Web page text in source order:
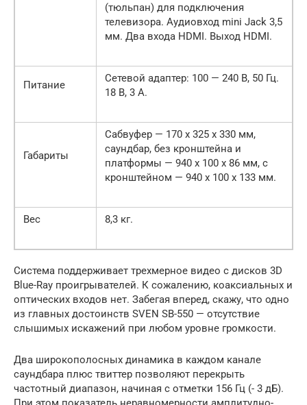
(тюльпан) для подключения
телевизора. Аудиовход mini Jack 3,5
мм. Два входа HDMI. Выход HDMI.
Питание
Сетевой адаптер: 100 — 240 В, 50 Гц.
18 В, 3 А.
Габариты
Сабвуфер — 170 х 325 х 330 мм,
саундбар, без кронштейна и
платформы — 940 х 100 х 86 мм, с
кронштейном — 940 х 100 х 133 мм.
Вес 8,3 кг.
Система поддерживает трехмерное видео с дисков 3D
Bluе-Ray проигрывателей. К сожалению, коаксиальных и
оптических входов нет. Забегая вперед, скажу, что одно
из главных достоинств SVEN SB-550 — отсутствие
слышимых искажений при любом уровне громкости.
Два широкополосных динамика в каждом канале
саундбара плюс твиттер позволяют перекрыть
частотный диапазон, начиная с отметки 156 Гц (- 3 дБ).